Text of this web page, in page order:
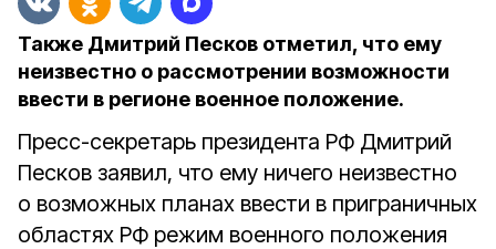
Также Дмитрий Песков отметил, что ему
неизвестно о рассмотрении возможности
ввести в регионе военное положение.
Пресс-секретарь президента РФ Дмитрий
Песков заявил, что ему ничего неизвестно
о возможных планах ввести в приграничных
областях РФ режим военного положения